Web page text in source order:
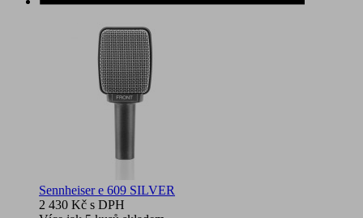
Sennheiser e 609 SILVER
2 430 Kč s DPH